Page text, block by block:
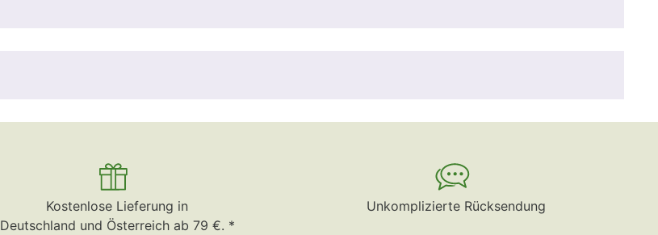
Kostenlose Lieferung in
Deutschland und Österreich ab 79 €. *
Unkomplizierte Rücksendung